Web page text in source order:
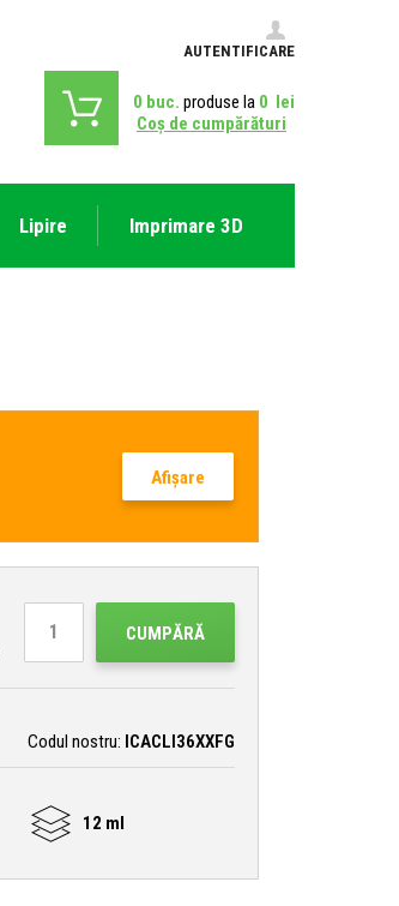
AUTENTIFICARE
0 buc. produse la 0 lei
Coş de cumpărături
Lipire Imprimare 3D
Afişare
CUMPĂRĂ
Codul nostru: ICACLI36XXFG
12 ml